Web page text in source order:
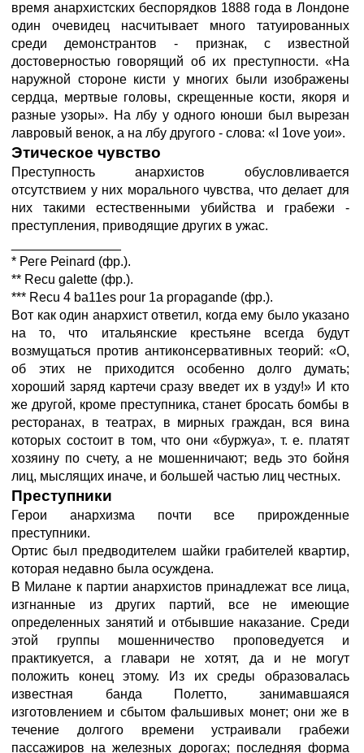
время анархистских беспорядков 1888 года в Лондоне
один очевидец насчитывает много татуированных
среди демонстрантов - признак, с известной
достоверностью говорящий об их преступности. «На
наружной стороне кисти у многих были изображены
сердца, мертвые головы, скрещенные кости, якоря и
разные узоры». На лбу у одного юноши был вырезан
лавровый венок, а на лбу другого - слова: «I 1оvе уои».
Этическое чувство
Преступность анархистов обусловливается
отсутствием у них морального чувства, что делает для
них такими естественными убийства и грабежи -
преступления, приводящие других в ужас.
* Реге Реinard (фр.).
** Recu galette (фр.).
*** Recu 4 bа11еs роur 1а ргораgandе (фр.).
Вот как один анархист ответил, когда ему было указано
на то, что итальянские крестьяне всегда будут
возмущаться против антиконсервативных теорий: «О,
об этих не приходится особенно долго думать;
хороший заряд картечи сразу введет их в узду!» И кто
же другой, кроме преступника, станет бросать бомбы в
ресторанах, в театрах, в мирных граждан, вся вина
которых состоит в том, что они «буржуа», т. е. платят
хозяину по счету, а не мошенничают; ведь это бойня
лиц, мыслящих иначе, и большей частью лиц честных.
Преступники
Герои анархизма почти все прирожденные
преступники.
Ортис был предводителем шайки грабителей квартир,
которая недавно была осуждена.
В Милане к партии анархистов принадлежат все лица,
изгнанные из других партий, все не имеющие
определенных занятий и отбывшие наказание. Среди
этой группы мошенничество проповедуется и
практикуется, а главари не хотят, да и не могут
положить конец этому. Из их среды образовалась
известная банда Полетто, занимавшаяся
изготовлением и сбытом фальшивых монет; они же в
течение долгого времени устраивали грабежи
пассажиров на железных дорогах; последняя форма